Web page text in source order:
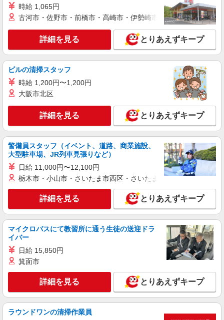
≪車通勤可≫ 無料駐車場あり（敷地内の為 徒歩
1分以内です）
詳細を見る
派遣社員
パーソルテンプスタッフ株式会社 静岡コーディネートセンター（浜
松）/26-0538468
［8月開始］未経験OK☆10-19時＆朝ゆっくり
時給1400円 【月収例】￥235,200（￥1400×8
時間×21日） +残業代 +交通費
静岡県掛川市／最寄駅：掛川駅、菊川（静岡
県）駅 ≪車通勤可≫ 駐車場は無料で利用できま
す。
キープ 詳細を見る
派遣社員
パーソルテンプスタッフ株式会社 静岡コーディネートセンター（浜
松）/26-0532923
＜キチョウ↑×在宅勤務アリ＞メーカーでのジ
時給1400円〜1500円 時給はスキルにより相談
静岡県掛川市／最寄駅：掛川市役所前駅、掛川
駅 ≪車通勤可≫ 無料パーキングあり
キープ 詳細を見る
派遣社員
パーソルテンプスタッフ株式会社 静岡コーディネートセンター（浜
時給 1,065円
古河市・佐野市・前橋市・高崎市・伊勢崎市・太田市・館林市
詳細を見る とりあえずキープ
ビルの清掃スタッフ
時給 1,200円〜1,200円
大阪市北区
詳細を見る とりあえずキープ
警備員スタッフ（イベント、道路、商業施設、
大型駐車場、JR列車見張りなど）
日給 11,000円〜12,100円
栃木市・小山市・さいたま市西区・さいたま市岩槻区・久喜市・
詳細を見る とりあえずキープ
マイクロバスにて教習所に通う生徒の送迎ドラ
イバー
日給 15,850円
箕面市
詳細を見る とりあえずキープ
ラウンドワンの清掃作業員